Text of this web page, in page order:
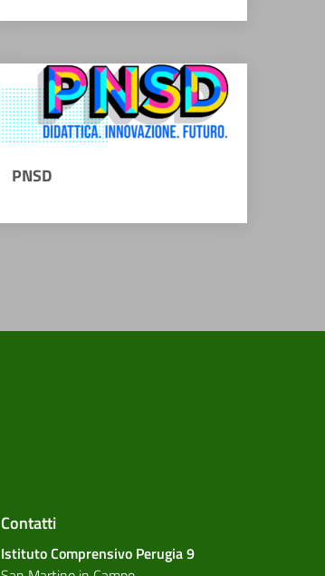
PNSD
Contatti
Istituto Comprensivo Perugia 9